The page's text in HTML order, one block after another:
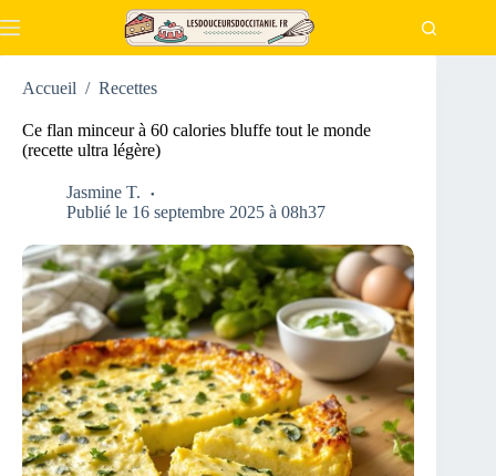
au
Accueil / Recettes
Ce flan minceur à 60 calories bluffe tout le monde
(recette ultra légère)
Jasmine T.
Publié le 16 septembre 2025 à 08h37